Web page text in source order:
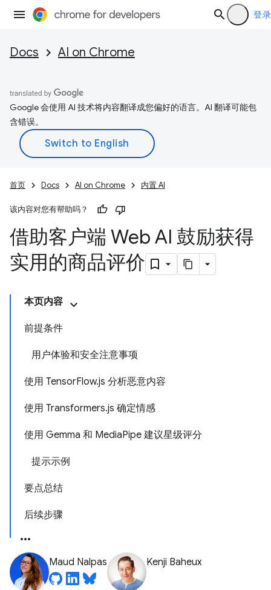
登录
Docs AI on Chrome
Google 会使用 AI 技术将内容翻译成您偏好的语言。AI 翻译可能包
含错误。
首页 Docs AI on Chrome 内置 AI
该内容对您有帮助吗？
借助客户端 Web AI 鼓励获得
实用的商品评价
本页内容
前提条件
用户体验和安全注意事项
使用 TensorFlow.js 分析恶意内容
使用 Transformers.js 确定情感
使用 Gemma 和 MediaPipe 建议星级评分
提示示例
要点总结
后续步骤
Maud Nalpas Kenji Baheux